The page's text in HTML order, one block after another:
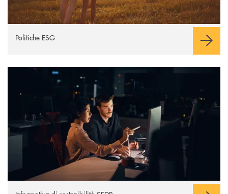
Politiche ESG
Informativa sulla sostenibilità dei Servizi Finanziari